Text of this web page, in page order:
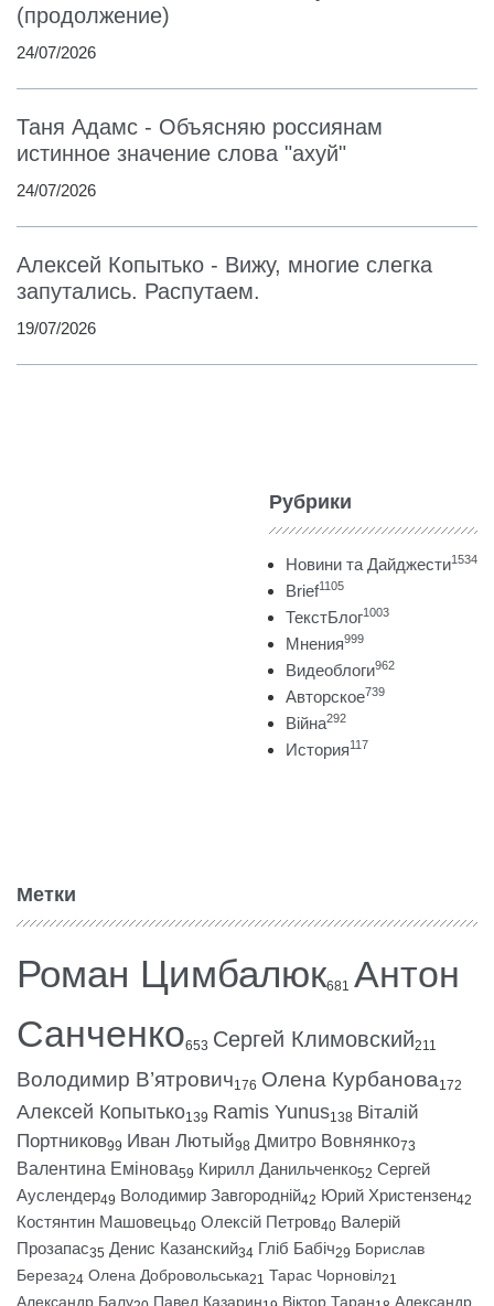
(продолжение)
24/07/2026
Таня Адамс - Объясняю россиянам
истинное значение слова "ахуй"
24/07/2026
Алексей Копытько - Вижу, многие слегка
запутались. Распутаем.
19/07/2026
Рубрики
Новини та Дайджести1534
Brief1105
ТекстБлог1003
Мнения999
Видеоблоги962
Авторское739
Війна292
История117
Метки
Роман Цимбалюк681 Антон
Санченко653 Сергей Климовский211
Володимир В’ятрович176 Олена Курбанова172
Алексей Копытько139 Ramis Yunus138 Віталій
Портников99 Иван Лютый98 Дмитро Вовнянко73
Валентина Емінова59 Кирилл Данильченко52 Сергей
Ауслендер49 Володимир Завгородній42 Юрий Христензен42
Костянтин Машовець40 Олексій Петров40 Валерій
Прозапас35 Денис Казанский34 Гліб Бабіч29 Борислав
Береза24 Олена Добровольська21 Тарас Чорновіл21
Александр Балу Павел Казарин Віктор Таран
Александр